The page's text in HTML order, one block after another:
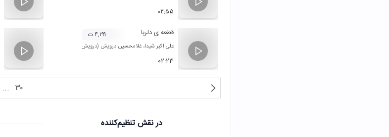
۰۲:۵۵
قطعه ی دلربا
علی اکبر شیدا، غلامحسین درویش (درویش خان) روح الله خالقی
۰۲:۲۳
۴,۱۹۹ ت
... ۳۰
در نقشتنظیم‌کننده